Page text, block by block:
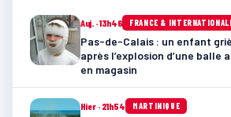
Auj. · 13h46 FRANCE &
Pas-de-Calais : un enfant
après l’explosion d’une
en magasin
Hier · 21h54 MARTINIQUE